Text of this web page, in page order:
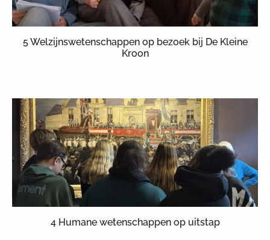
5 Welzijnswetenschappen op bezoek bij De Kleine
Kroon
4 Humane wetenschappen op uitstap